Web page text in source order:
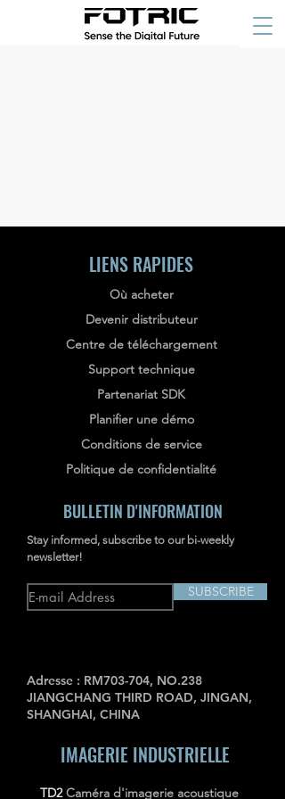
LIENS RAPIDES
Où acheter
Devenir distributeur
Centre de téléchargement
Support technique
Partenariat SDK
Planifier une démo
Conditions de service
Politique de confidentialité
BULLETIN D'INFORMATION
Stay informed, subscribe to our bi-weekly
newsletter!
SUBSCRIBE
Adresse : RM703-704, NO.238
JIANGCHANG THIRD ROAD, JINGAN,
SHANGHAI, CHINA
IMAGERIE INDUSTRIELLE
TD2 Caméra d'imagerie acoustique